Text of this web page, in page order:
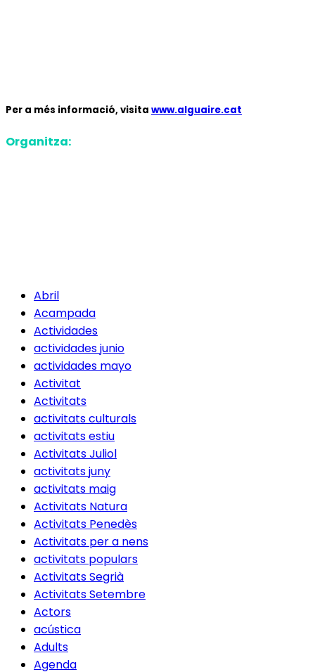
Per a més informació, visita www.alguaire.cat
Organitza:
Abril
Acampada
Actividades
actividades junio
actividades mayo
Activitat
Activitats
activitats culturals
activitats estiu
Activitats Juliol
activitats juny
activitats maig
Activitats Natura
Activitats Penedès
Activitats per a nens
activitats populars
Activitats Segrià
Activitats Setembre
Actors
acústica
Adults
Agenda